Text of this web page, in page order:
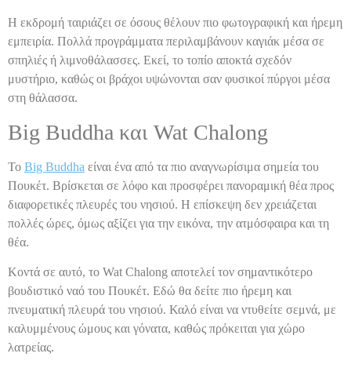
Η εκδρομή ταιριάζει σε όσους θέλουν πιο φωτογραφική και ήρεμη
εμπειρία. Πολλά προγράμματα περιλαμβάνουν καγιάκ μέσα σε
σπηλιές ή λιμνοθάλασσες. Εκεί, το τοπίο αποκτά σχεδόν
μυστήριο, καθώς οι βράχοι υψώνονται σαν φυσικοί πύργοι μέσα
στη θάλασσα.
Big Buddha και Wat Chalong
Το Big Buddha είναι ένα από τα πιο αναγνωρίσιμα σημεία του
Πουκέτ. Βρίσκεται σε λόφο και προσφέρει πανοραμική θέα προς
διαφορετικές πλευρές του νησιού. Η επίσκεψη δεν χρειάζεται
πολλές ώρες, όμως αξίζει για την εικόνα, την ατμόσφαιρα και τη
θέα.
Κοντά σε αυτό, το Wat Chalong αποτελεί τον σημαντικότερο
βουδιστικό ναό του Πουκέτ. Εδώ θα δείτε πιο ήρεμη και
πνευματική πλευρά του νησιού. Καλό είναι να ντυθείτε σεμνά, με
καλυμμένους ώμους και γόνατα, καθώς πρόκειται για χώρο
λατρείας.